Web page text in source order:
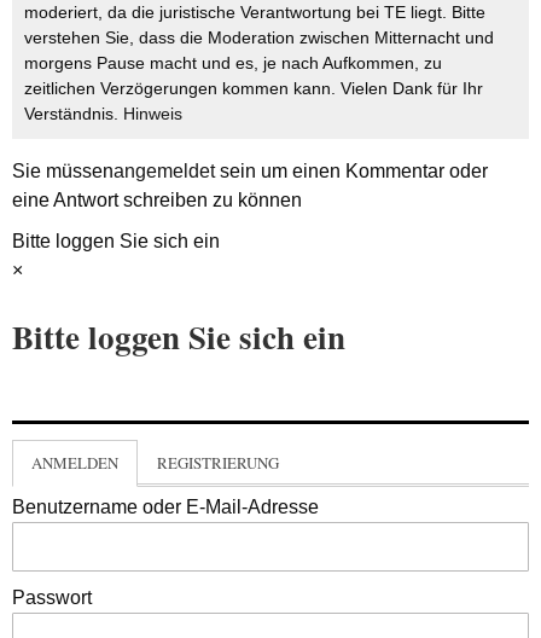
moderiert, da die juristische Verantwortung bei TE liegt. Bitte
verstehen Sie, dass die Moderation zwischen Mitternacht und
morgens Pause macht und es, je nach Aufkommen, zu
zeitlichen Verzögerungen kommen kann. Vielen Dank für Ihr
Verständnis. Hinweis
Sie müssenangemeldetsein um einen Kommentar oder
eine Antwort schreiben zu können
Bitte loggen Sie sich ein
×
Bitte loggen Sie sich ein
ANMELDEN REGISTRIERUNG
Benutzername oder E-Mail-Adresse
Passwort